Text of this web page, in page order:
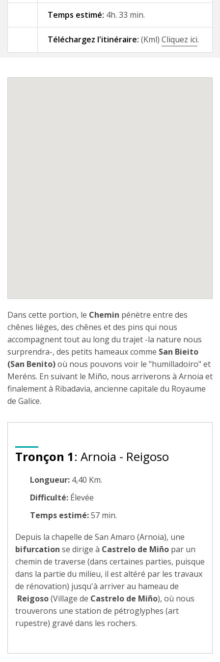
09 - A Gándara - Santiago de
Compostela
Temps estimé: 4h. 33 min.
Téléchargez l'itinéraire: (Kml) Cliquez ici.
Dans cette portion, le Chemin pénètre entre des
chênes lièges, des chênes et des pins qui nous
accompagnent tout au long du trajet -la nature nous
surprendra-, des petits hameaux comme San Bieito
(San Benito)où nous pouvons voir le "humilladoiro" et
Meréns. En suivant le Miño, nous arriverons à Arnoia et
finalement à Ribadavia, ancienne capitale du Royaume
de Galice.
Tronçon 1: Arnoia - Reigoso
Longueur: 4,40 Km.
Difficulté: Élevée
Temps estimé:57 min.
Depuis la chapelle de San Amaro (Arnoia), une
bifurcation se dirige à Castrelo de Miño par un
chemin de traverse (dans certaines parties, puisque
dans la partie du milieu, il est altéré par les travaux
de rénovation) jusqu'à arriver au hameau de
Reigoso(Village de Castrelo de Miño), où nous
trouverons une station de pétroglyphes (art
rupestre) gravé dans les rochers.